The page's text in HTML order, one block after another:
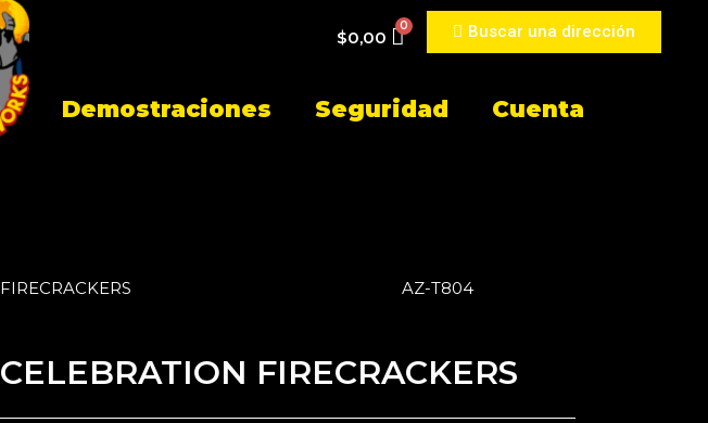
$0,00 Buscar una dirección
Demostraciones Seguridad Cuenta
FIRECRACKERS AZ-T804
CELEBRATION FIRECRACKERS